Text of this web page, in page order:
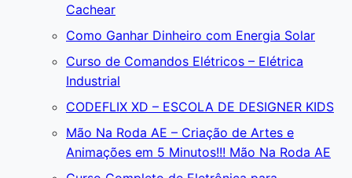
Cachear
Como Ganhar Dinheiro com Energia Solar
Curso de Comandos Elétricos – Elétrica
Industrial
CODEFLIX XD – ESCOLA DE DESIGNER KIDS
Mão Na Roda AE – Criação de Artes e
Animações em 5 Minutos!!! Mão Na Roda AE